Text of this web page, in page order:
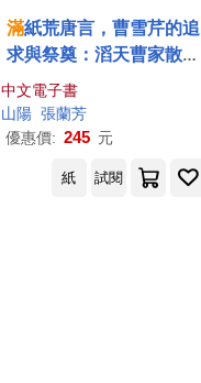
滿紙荒唐言，曹雪芹的追
求與祭奠：滔天曹家散盡
飛鳥各投
就紅樓辛酸淚 (電子書)
中文電子書
山陽 張蘭芳
優惠價: 245 元
紙 試閱